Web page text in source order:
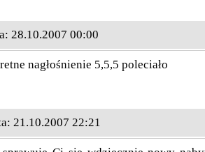
28.10.2007 00:00
nagłośnienie 5,5,5 poleciało
21.10.2007 22:21